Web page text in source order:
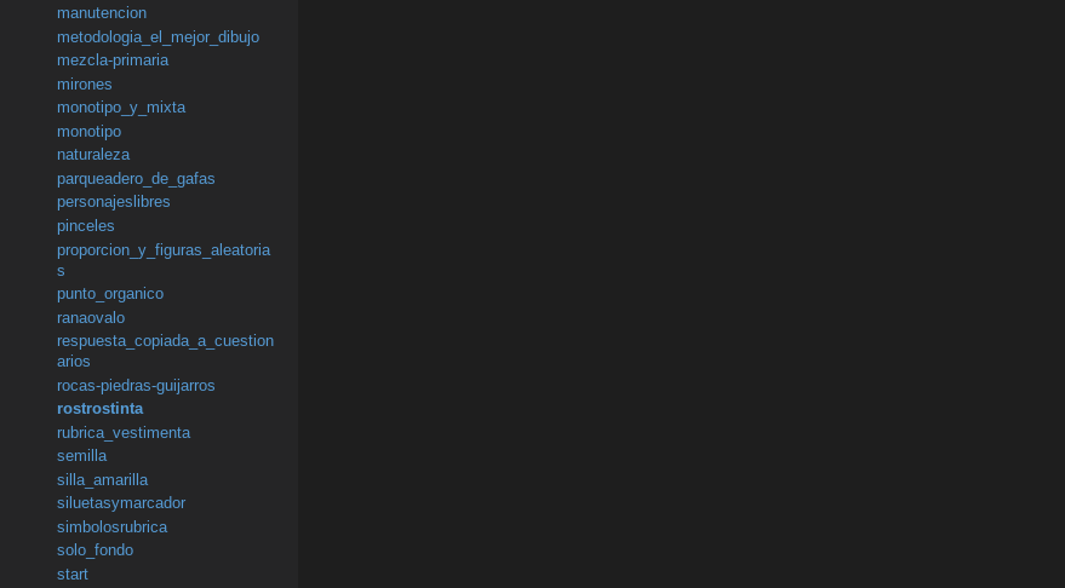
manutencion
metodologia_el_mejor_dibujo
mezcla-primaria
mirones
monotipo_y_mixta
monotipo
naturaleza
parqueadero_de_gafas
personajeslibres
pinceles
proporcion_y_figuras_aleatoria
s
punto_organico
ranaovalo
respuesta_copiada_a_cuestion
arios
rocas-piedras-guijarros
rostrostinta
rubrica_vestimenta
semilla
silla_amarilla
siluetasymarcador
simbolosrubrica
solo_fondo
start